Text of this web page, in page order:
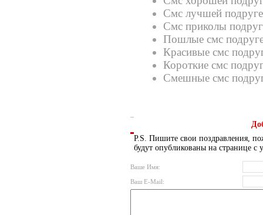
Смс лучшей подруге
Смс приколы
Пошлые смс
Красивые смс
Короткие смс
Смешные смс
P.S. Пишите свои поздравления,
будут опубликованы на странице с
Ваше Имя:
Ваш E-Mail: